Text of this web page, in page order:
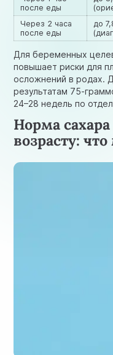
после еды
Через 2 часа
после еды
до
Для беременных
повышает риски для
осложнений в родах.
результатам 75-
24–28 недель по
Норма
возрасту: